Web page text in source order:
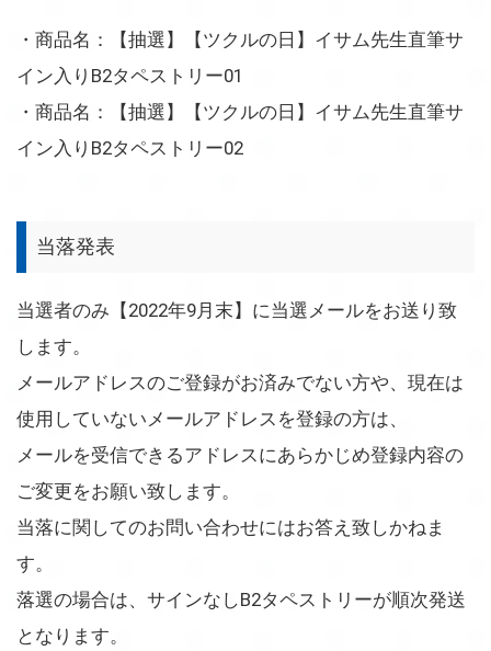
・商品名：【抽選】【ツクルの日】イサム先生直筆サ
イン入りB2タペストリー01
・商品名：【抽選】【ツクルの日】イサム先生直筆サ
イン入りB2タペストリー02
当落発表
当選者のみ【2022年9月末】に当選メールをお送り致
します。
メールアドレスのご登録がお済みでない方や、現在は
使用していないメールアドレスを登録の方は、
メールを受信できるアドレスにあらかじめ登録内容の
ご変更をお願い致します。
当落に関してのお問い合わせにはお答え致しかねま
す。
落選の場合は、サインなしB2タペストリーが順次発送
となります。